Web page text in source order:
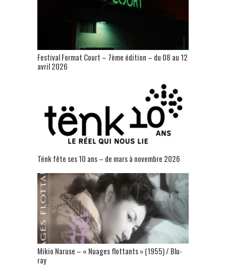
Festival Format Court – 7ème édition – du 08 au 12
avril 2026
Tënk fête ses 10 ans – de mars à novembre 2026
Mikio Naruse – « Nuages flottants » (1955) / Blu-
ray